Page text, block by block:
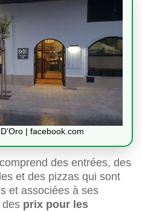
| facebook.com
des entrées, des
et des pizzas qui sont
et associées à ses
des prix pour les